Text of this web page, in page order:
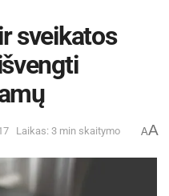
sveikatos
Laikas: 3 min skaitymo AA